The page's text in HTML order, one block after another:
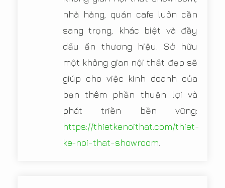
nhà hàng, quán cafe luôn cần
sang trọng, khác biệt và đầy
dấu ấn thương hiệu. Sở hữu
một không gian nội thất đẹp sẽ
giúp cho việc kinh doanh của
bạn thêm phần thuận lợi và
phát triền bền vững:
https://thietkenoithat.com/thiet-
ke-noi-that-showroom